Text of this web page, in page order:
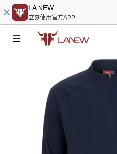
LA NEW
立刻使用官方APP